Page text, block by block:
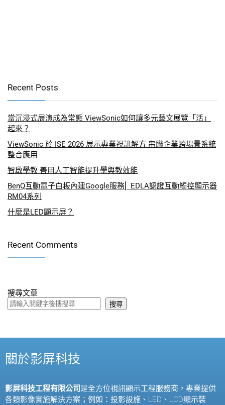
Recent Posts
當沉浸式展演成為常態 ViewSonic如何讓多元藝文展覽「活」
起來？
ViewSonic 於 ISE 2026 展示專業視訊解方 串聯企業跨場景系統
整合應用
智啟學教 善用人工智能提升學與教效能
BenQ互動電子白板內建Google服務⎜ EDLA認證互動觸控顯示器
RM04系列
什麼是LED顯示屏？
Recent Comments
搜尋文章
搜尋
關於影屏科技
影屏科技工程有限公司是全方位視訊顯示工程服務商，專業提供
各類影像實施解決方案；例如：投影設施、 LED 、 LCD顯示裝